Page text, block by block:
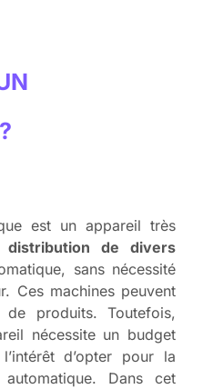
est un appareil très
distribution de divers
sans nécessité
Ces machines peuvent
produits. Toutefois,
nécessite un budget
d’opter pour la
Dans cet